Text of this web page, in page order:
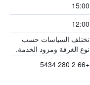
15:00
12:00
تختلف السياسات حسب
نوع الغرفة ومزود الخدمة.
+66 2 280 5434